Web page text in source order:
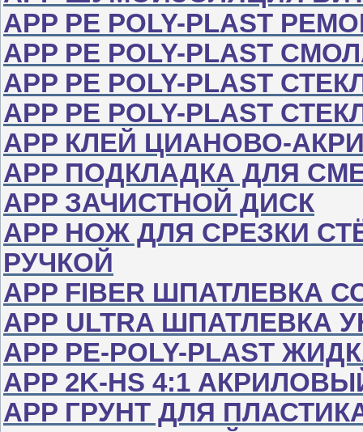
APP РЕ POLY-PLAST
APP РЕ POLY-PLAST
APP РЕ POLY-PLAST
APP РЕ POLY-PLAST
APP КЛЕЙ ЦИАНОВО-
APP ПОДКЛАДКА ДЛЯ
APP ЗАЧИСТНОЙ ДИСК
APP НОЖ ДЛЯ СРЕЗКИ
РУЧКОЙ
APP FIBER ШПАТЛЕВКА
АРР ULTRA ШПАТЛЕВКА
APP PE-POLY-PLAST
APP 2K-HS 4:1
APP ГРУНТ ДЛЯ